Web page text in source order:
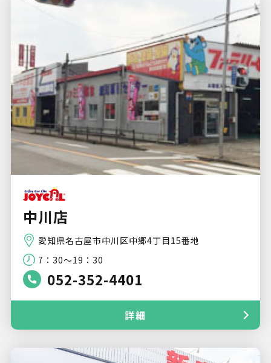
中川店
愛知県名古屋市中川区中郷4丁目15番地
7：30～19：30
052-352-4401
詳細